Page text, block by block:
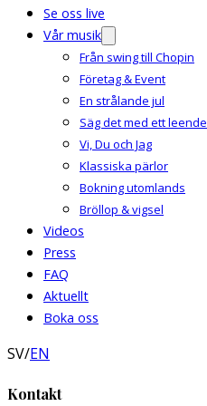
Se oss live
Vår musik
Från swing till Chopin
Företag & Event
En strålande jul
Säg det med ett leende
Vi, Du och Jag
Klassiska pärlor
Bokning utomlands
Bröllop & vigsel
Videos
Press
FAQ
Aktuellt
Boka oss
SV/EN
Kontakt